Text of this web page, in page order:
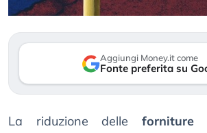
Aggiungi Money.it come
Fonte preferita su
La riduzione delle